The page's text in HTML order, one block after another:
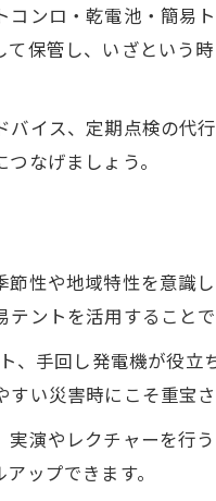
屋の提案で防災の不安
井の暮らしに寄り添う便
屋 代行 サポート 福井の
ンロ・乾電池・簡易
保管し、いざという
イス、定期点検の代
なげましょう。
性や地域特性を意識
ントを活用すること
、手回し発電機が役
い災害時にこそ重宝さ
演やレクチャーを行
ップできます。